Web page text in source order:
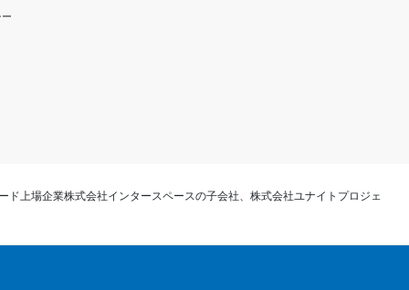
ド上場企業株式会社インタースペースの子会社、株式会社ユナイトプロジェ